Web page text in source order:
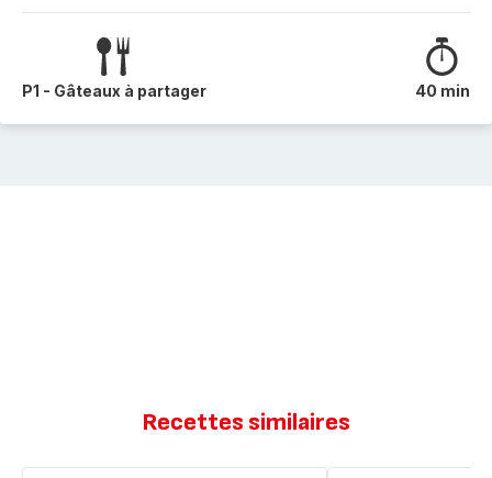
P1 - Gâteaux à partager 40 min
Recettes similaires